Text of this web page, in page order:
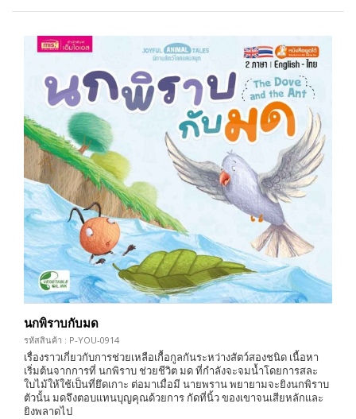
นกพิราบกับมด
รหัสสินค้า : P-YOU-0914
เรื่องราวเกี่ยวกับการช่วยเหลือเกื้อกูลกันระหว่างสัตว์สองชนิด เนื้อหา
เริ่มต้นจากการที่ นกพิราบ ช่วยชีวิต มด ที่กำลังจะจมน้ำโดยการสละ
ใบไม้ให้ใช้เป็นที่ยึดเกาะ ต่อมาเมื่อมี นายพราน พยายามจะยิงนกพิราบ
ตัวนั้น มดจึงตอบแทนบุญคุณด้วยการ กัดที่นิ้ว ของเขาจนเสียหลักและ
ยิงพลาดไป